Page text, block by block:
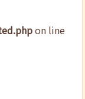
on line